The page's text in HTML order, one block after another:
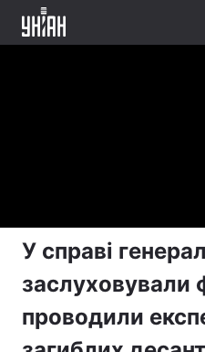
У справі
заслуховували
проводили